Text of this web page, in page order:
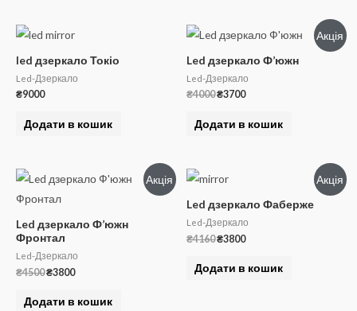
led дзеркало Токіо
Led-Дзеркало
₴9000
Додати в кошик
Акція
Led дзеркало Ф’южн
Led-Дзеркало
₴4000Оригінальна
₴3700Поточна
Додати в кошик
Акція
Led дзеркало Ф’южн
Фронтал
Led-Дзеркало
₴4500Оригінальна
₴3800Поточна
Додати в кошик
Акція
Led дзеркало Фаберже
Led-Дзеркало
₴4160Оригінальна
₴3800Поточна
Додати в кошик